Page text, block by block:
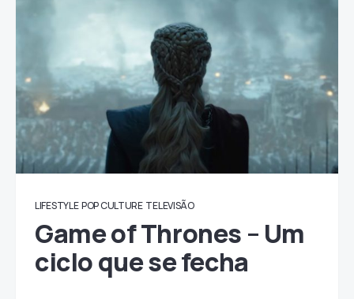
LIFESTYLE POP CULTURE TELEVISÃO
Game of Thrones – Um
ciclo que se fecha